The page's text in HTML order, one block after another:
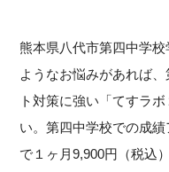
熊本県八代市第四中学
ようなお悩みがあれば
ト対策に強い「てすラ
い。第四中学校での成
で１ヶ月9,900円（税込